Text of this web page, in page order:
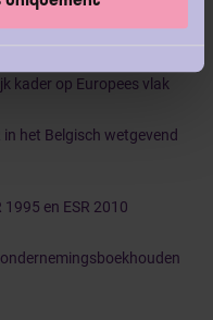
kader op Europees vlak
het Belgisch wetgevend
en ESR 2010